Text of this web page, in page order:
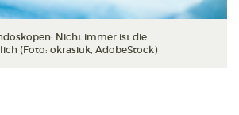
Nicht immer ist die
(Foto: okrasiuk, AdobeStock)